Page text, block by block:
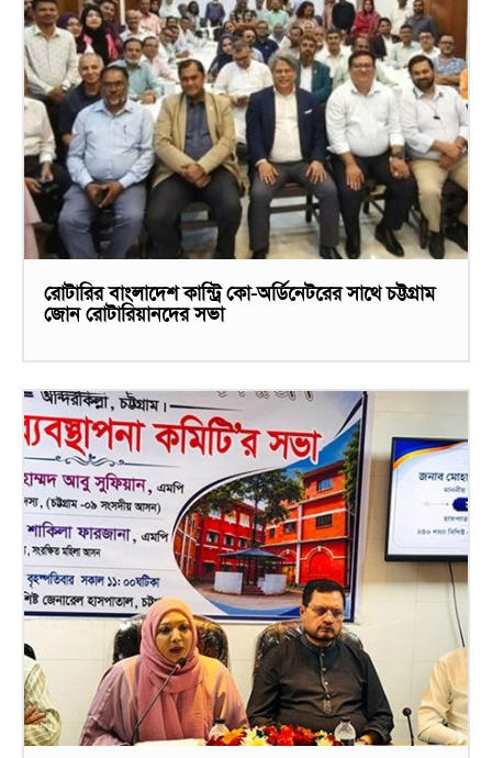
রোটারির বাংলাদেশ কান্ট্রি কো-অর্ডিনেটরের সাথে চট্টগ্রাম
জোন রোটারিয়ানদের সভা